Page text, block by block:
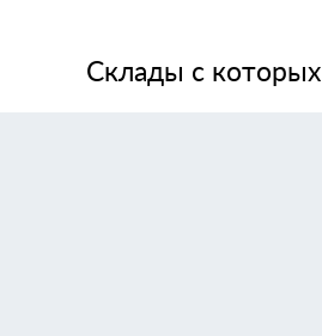
Склады с